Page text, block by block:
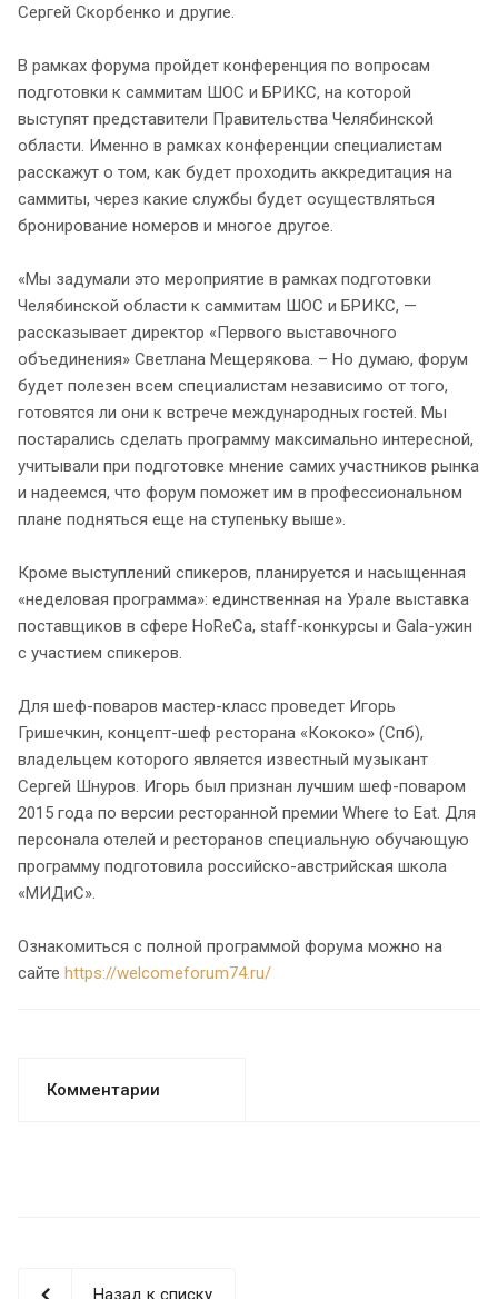
Сергей Скорбенко и другие.
В рамках форума пройдет конференция по вопросам
подготовки к саммитам ШОС и БРИКС, на которой
выступят представители Правительства Челябинской
области. Именно в рамках конференции специалистам
расскажут о том, как будет проходить аккредитация на
саммиты, через какие службы будет осуществляться
бронирование номеров и многое другое.
«Мы задумали это мероприятие в рамках подготовки
Челябинской области к саммитам ШОС и БРИКС, —
рассказывает директор «Первого выставочного
объединения» Светлана Мещерякова. – Но думаю, форум
будет полезен всем специалистам независимо от того,
готовятся ли они к встрече международных гостей. Мы
постарались сделать программу максимально интересной,
учитывали при подготовке мнение самих участников рынка
и надеемся, что форум поможет им в профессиональном
плане подняться еще на ступеньку выше».
Кроме выступлений спикеров, планируется и насыщенная
«неделовая программа»: единственная на Урале выставка
поставщиков в сфере HoReCa, staff-конкурсы и Gala-ужин
с участием спикеров.
Для шеф-поваров мастер-класс проведет Игорь
Гришечкин, концепт-шеф ресторана «Кококо» (Спб),
владельцем которого является известный музыкант
Сергей Шнуров. Игорь был признан лучшим шеф-поваром
2015 года по версии ресторанной премии Where to Eat. Для
персонала отелей и ресторанов специальную обучающую
программу подготовила российско-австрийская школа
«МИДиС».
Ознакомиться с полной программой форума можно на
сайте https://welcomeforum74.ru/
Комментарии
Назад к списку